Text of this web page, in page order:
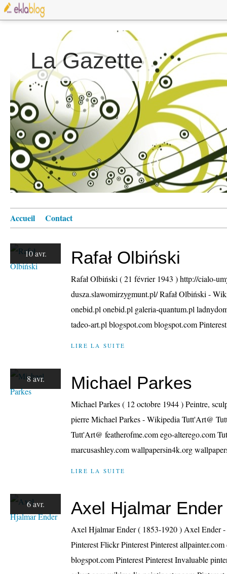
La Gazette
Accueil Contact
10 avr. Rafał Olbiński
Rafał Olbiński ( 21 février 1943 ) http://cialo-
dusza.slawomirzygmunt.pl/ Rafał Olbiński -
onebid.pl onebid.pl galeria-quantum.pl
tadeo-art.pl blogspot.com blogspot.com
LIRE LA SUITE
8 avr. Michael Parkes
Michael Parkes ( 12 octobre 1944 ) Peintre,
pierre Michael Parkes - Wikipedia Tutt'Art@
Tutt'Art@ featherofme.com ego-alterego.com
marcusashley.com wallpapersin4k.org
LIRE LA SUITE
6 avr. Axel Hjalmar Ender
Axel Hjalmar Ender ( 1853-1920 ) Axel Ender
Pinterest Flickr Pinterest Pinterest
blogspot.com Pinterest Pinterest Invaluable